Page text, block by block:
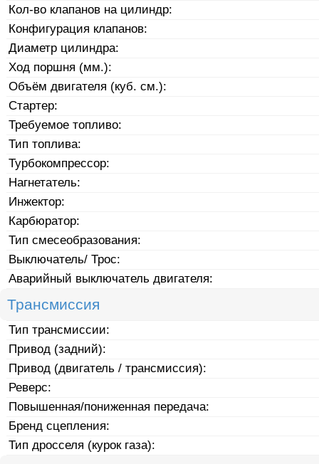
Кол-во клапанов на цилиндр:
Конфигурация клапанов:
Диаметр цилиндра:
Ход поршня (мм.):
Объём двигателя (куб. см.):
Стартер:
Требуемое топливо:
Тип топлива:
Турбокомпрессор:
Нагнетатель:
Инжектор:
Карбюратор:
Тип смесеобразования:
Выключатель/ Трос:
Аварийный выключатель двигателя:
Трансмиссия
Тип трансмиссии:
Привод (задний):
Привод (двигатель / трансмиссия):
Реверс:
Повышенная/пониженная передача:
Бренд сцепления:
Тип дросселя (курок газа):